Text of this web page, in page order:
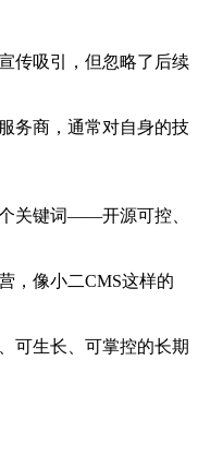
传吸引，但忽略了后续
务商，通常对自身的技
关键词——开源可控、
，像小二CMS这样的
可生长、可掌控的长期